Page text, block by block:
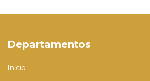
Departamentos
Início